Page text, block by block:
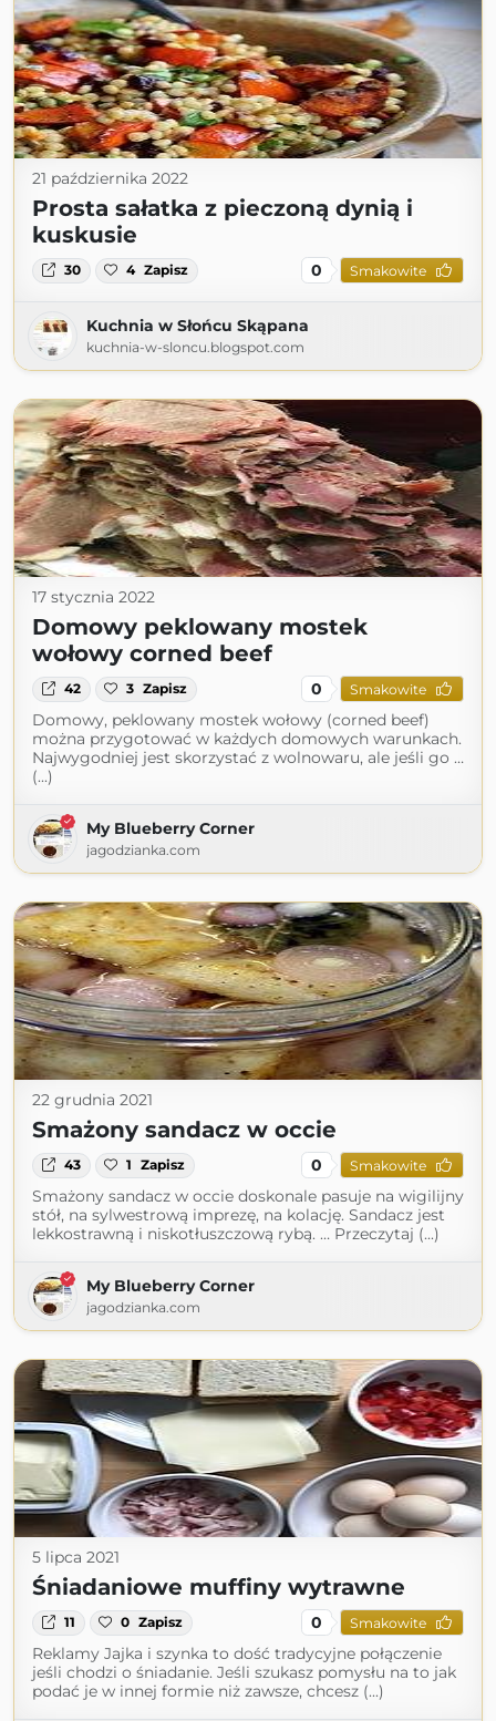
21 października 2022
Prosta sałatka z pieczoną dynią i
kuskusie
30 4 Zapisz 0 Smakowite
Kuchnia w Słońcu Skąpana
kuchnia-w-sloncu.blogspot.com
17 stycznia 2022
Domowy peklowany mostek
wołowy corned beef
42 3 Zapisz 0 Smakowite
Domowy, peklowany mostek wołowy (corned beef)
można przygotować w każdych domowych warunkach.
Najwygodniej jest skorzystać z wolnowaru, ale jeśli go …
(...)
My Blueberry Corner
jagodzianka.com
22 grudnia 2021
Smażony sandacz w occie
43 1 Zapisz 0 Smakowite
Smażony sandacz w occie doskonale pasuje na wigilijny
stół, na sylwestrową imprezę, na kolację. Sandacz jest
lekkostrawną i niskotłuszczową rybą. … Przeczytaj (...)
My Blueberry Corner
jagodzianka.com
5 lipca 2021
Śniadaniowe muffiny wytrawne
11 0 Zapisz 0 Smakowite
Reklamy Jajka i szynka to dość tradycyjne połączenie
jeśli chodzi o śniadanie. Jeśli szukasz pomysłu na to jak
podać je w innej formie niż zawsze, chcesz (...)